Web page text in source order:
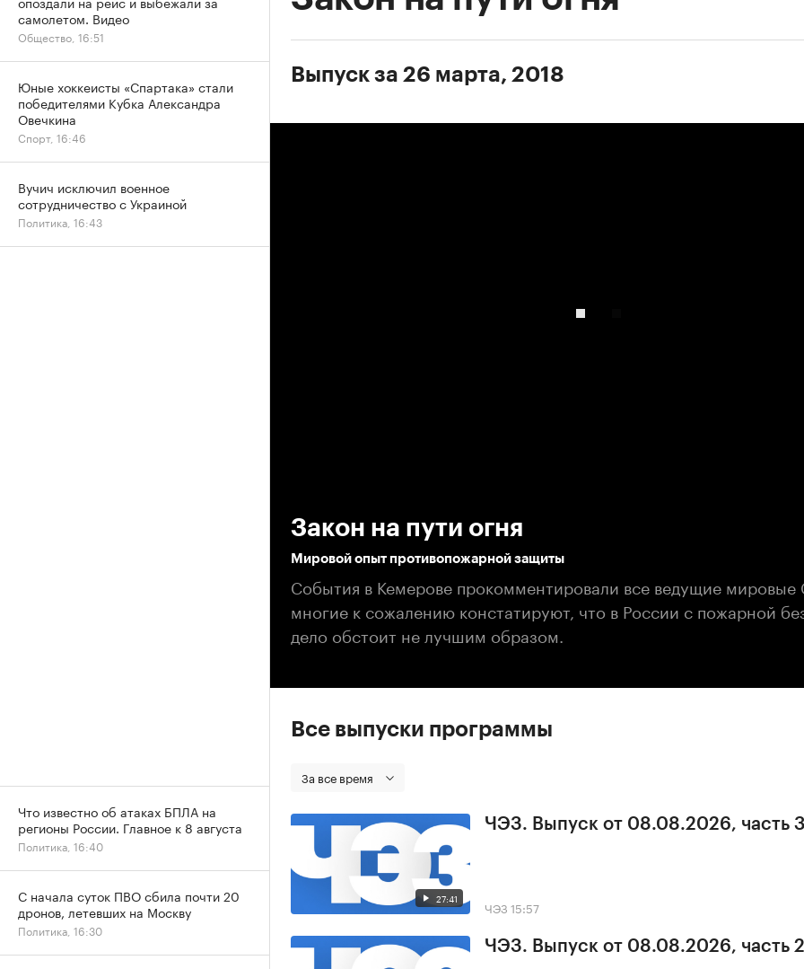
Выпуск за 26 марта, 2018
Закон на пути огня
Мировой опыт противопожарной защиты
События в Кемерове прокомментировали все ведущие
многие к сожалению констатируют, что в России с пожарной
дело обстоит не лучшим образом.
Все выпуски программы
За все время
27:41
ЧЭЗ. Выпуск от 08.08.2026, часть
ЧЭЗ 15:57
ЧЭЗ. Выпуск от 08.08.2026, часть 2
самолетом. Видео
Общество, 16:51
Юные хоккеисты «Спартака» стали
победителями Кубка Александра
Овечкина
Спорт, 16:46
Вучич исключил военное
сотрудничество с Украиной
Политика, 16:43
Что известно об атаках БПЛА на
регионы России. Главное к 8 августа
Политика, 16:40
С начала суток ПВО сбила почти 20
дронов, летевших на Москву
Политика, 16:30